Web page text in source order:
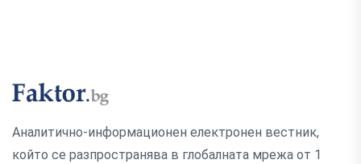
Аналитично-информационен електронен вестник,
който се разпространява в глобалната мрежа от 1